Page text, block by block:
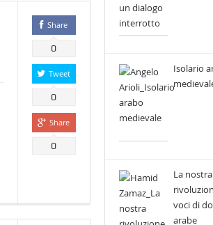
Share
0
Tweet
0
Share
0
Isolario
La nostra
voci di
arabe